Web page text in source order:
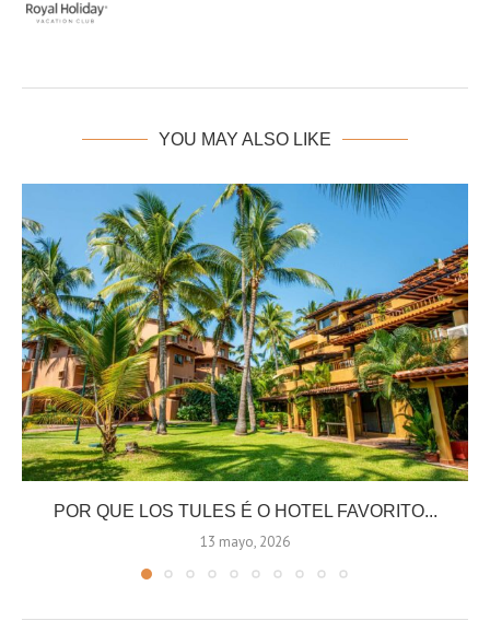
YOU MAY ALSO LIKE
POR QUE LOS TULES É O HOTEL FAVORITO...
13 mayo, 2026